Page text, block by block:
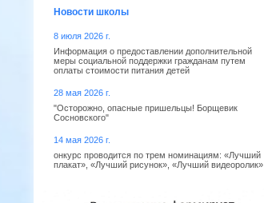
Новости школы
8 июля 2026 г.
Информация о предоставлении дополнительной
меры социальной поддержки гражданам путем
оплаты стоимости питания детей
28 мая 2026 г.
"Осторожно, опасные пришельцы! Борщевик
Сосновского"
14 мая 2026 г.
онкурс проводится по трем номинациям: «Лучший
плакат», «Лучший рисунок», «Лучший видеоролик»